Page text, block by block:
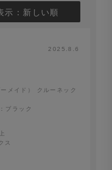
示：新しい順
2025.8.6
メイド） クルーネック
ブラック
ス